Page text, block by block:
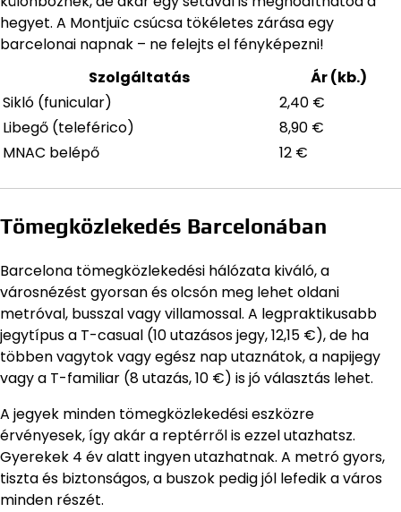
hegyet. A Montjuïc csúcsa tökéletes zárása egy
barcelonai napnak – ne felejts el fényképezni!
Szolgáltatás
Ár (kb.)
Sikló (funicular)
2,40 €
Libegő (teleférico)
8,90 €
MNAC belépő
12 €
Tömegközlekedés Barcelonában
Barcelona tömegközlekedési hálózata kiváló, a
városnézést gyorsan és olcsón meg lehet oldani
metróval, busszal vagy villamossal. A legpraktikusabb
jegytípus a T-casual (10 utazásos jegy, 12,15 €), de ha
többen vagytok vagy egész nap utaznátok, a napijegy
vagy a T-familiar (8 utazás, 10 €) is jó választás lehet.
A jegyek minden tömegközlekedési eszközre
érvényesek, így akár a reptérről is ezzel utazhatsz.
Gyerekek 4 év alatt ingyen utazhatnak. A metró gyors,
tiszta és biztonságos, a buszok pedig jól lefedik a város
minden részét.